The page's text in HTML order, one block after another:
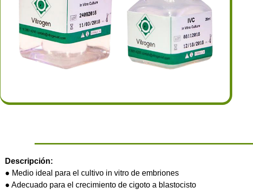
Descripción:
● Medio ideal para el cultivo in vitro de embriones
● Adecuado para el crecimiento de cigoto a blastocisto